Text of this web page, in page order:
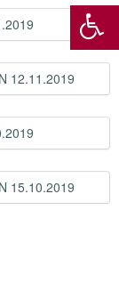
12.11.2019
15.10.2019